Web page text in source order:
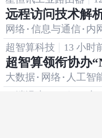
远程访问技术解
隧道的三种主流
网络· 信息与通信· 内
超智算科技
13 小时
超智算领衔协办
示·西安站”，全
协同发展
大数据· 网络· 人工智